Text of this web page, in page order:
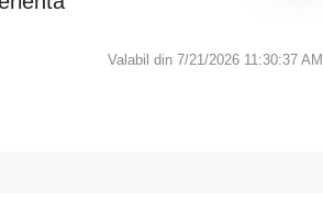
Valabil din 7/21/2026 11:30:37 AM